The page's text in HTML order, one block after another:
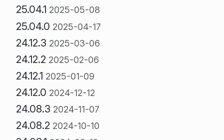
25.04.1 2025-05-08
25.04.0 2025-04-17
24.12.3 2025-03-06
24.12.2 2025-02-06
24.12.1 2025-01-09
24.12.0 2024-12-12
24.08.3 2024-11-07
24.08.2 2024-10-10